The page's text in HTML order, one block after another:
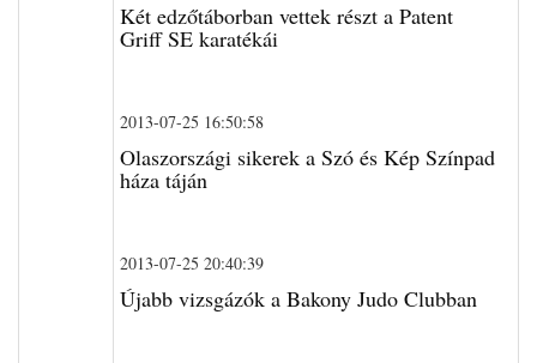
Két edzőtáborban vettek részt a Patent
Griff SE karatékái
2013-07-25 16:50:58
Olaszországi sikerek a Szó és Kép Színpad
háza táján
2013-07-25 20:40:39
Újabb vizsgázók a Bakony Judo Clubban